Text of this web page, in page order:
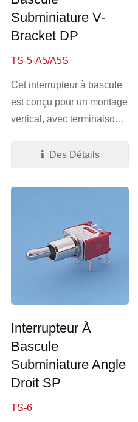
Subminiature V-
Bracket DP
TS-5-A5/A5S
Cet interrupteur à bascule
est conçu pour un montage
vertical, avec terminaison
Des Détails
Interrupteur À
Bascule
Subminiature Angle
Droit SP
TS-6